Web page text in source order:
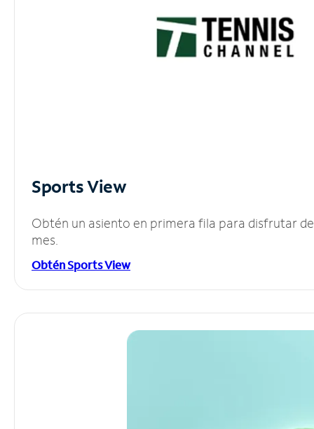
Sports View
Obtén un asiento en primera fila para disfrutar
mes.
Obtén Sports View